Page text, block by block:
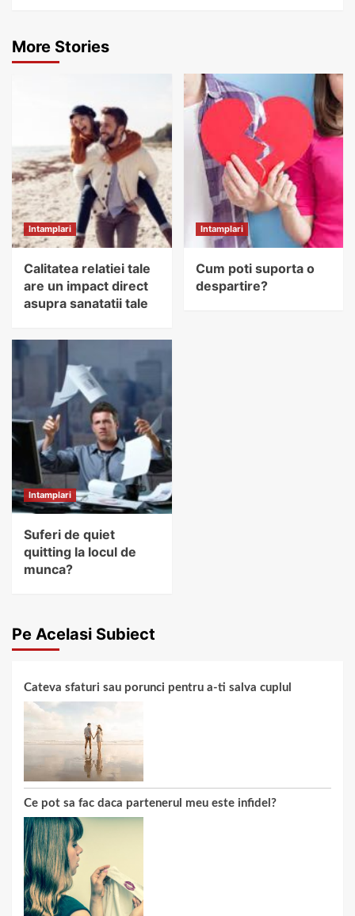
More Stories
Intamplari
Calitatea relatiei tale
are un impact direct
asupra sanatatii tale
Intamplari
Cum poti suporta o
despartire?
Intamplari
Suferi de quiet
quitting la locul de
munca?
Pe Acelasi Subiect
Cateva sfaturi sau porunci pentru a-ti salva cuplul
Ce pot sa fac daca partenerul meu este infidel?